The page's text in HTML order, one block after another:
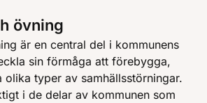
övning
är en central del i kommunens
sin förmåga att förebygga,
olika typer av samhällsstörningar.
i de delar av kommunen som